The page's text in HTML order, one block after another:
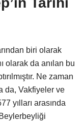
biri olarak
olarak da anılan bu
Ne zaman
da, Vakfiyeler ve
yılları arasında